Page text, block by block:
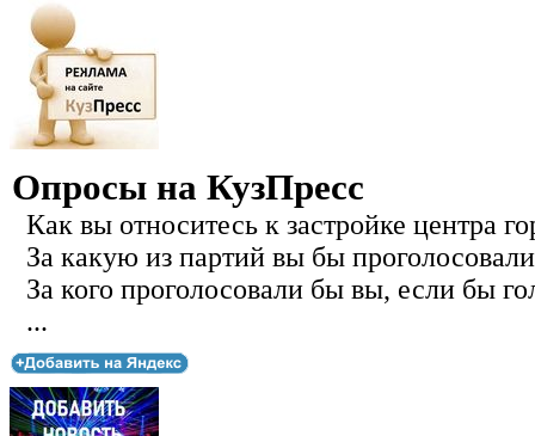
Опросы на КузПресс
Как вы относитесь к застройке центра
За какую из партий вы бы
За кого проголосовали бы вы, если бы
...